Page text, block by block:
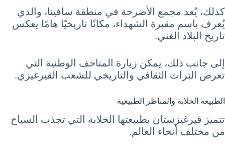
كذلك، يُعد مجمع الأضرحة في منطقة سافينا، والذي
يُعرف باسم مقبرة الشهداء، مكانًا تاريخيًا هامًا يعكس
تاريخ البلاد الغني.
إلى جانب ذلك، يمكن زيارة المتاحف الوطنية التي
تعرض التراث الثقافي والتاريخي للشعب القيرغيزي.
الطبيعة الخلابة والمناظر الطبيعية
تتميز قيرغيزستان بطبيعتها الخلابة التي تجذب السياح
من مختلف أنحاء العالم.